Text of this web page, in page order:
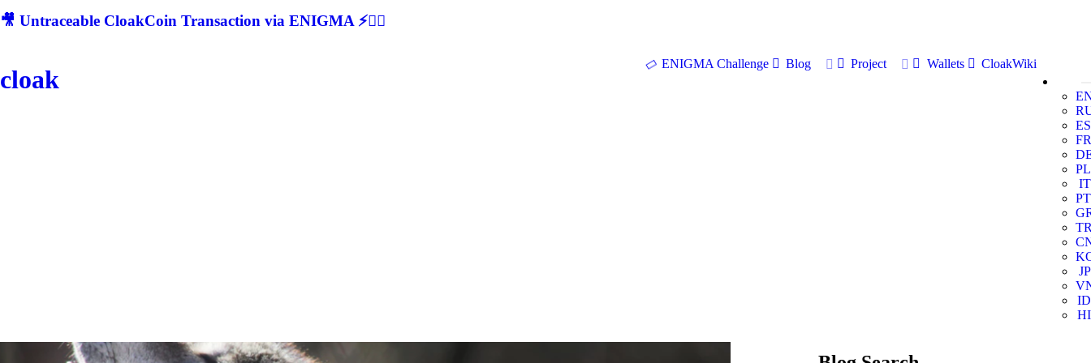
🎥 Untraceable CloakCoin Transaction via ENIGMA ⚡🕵‍♂
cloak
ENIGMA Challenge Blog Project Wallets
CloakWiki
ES
FR
PL
IT
PT
JP
ID
HI